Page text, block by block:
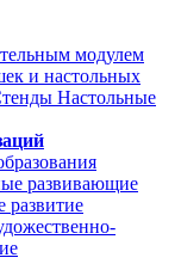
модулем
и настольных
Настольные
развивающие
развитие